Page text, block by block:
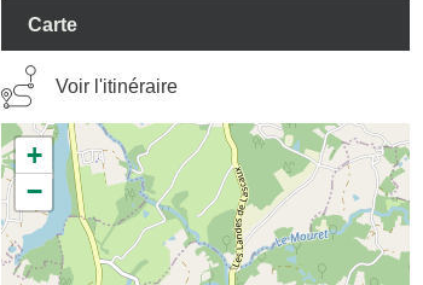
Carte
Voir l'itinéraire
+
−
#